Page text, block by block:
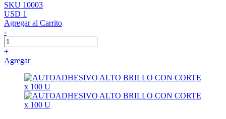
SKU 10003
USD 1
Agregar al Carrito
-
+
Agregar